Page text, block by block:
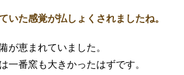
いた感覚が払しょくされましたね。
が恵まれていました。
一番窯も大きかったはずです。